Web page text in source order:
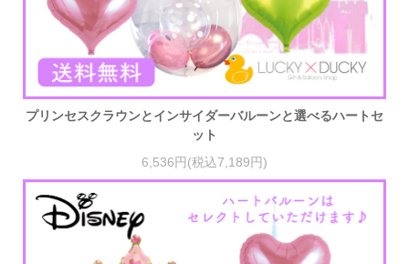
プリンセスクラウンとインサイダーバルーンと選べるハートセ
ット
6,536円(税込7,189円)